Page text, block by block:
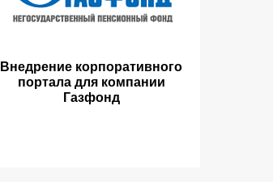
Внедрение корпоративного
портала для компании
Газфонд